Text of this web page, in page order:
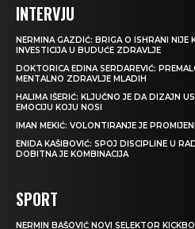
INTERVJU
NERMINA GAZDIĆ: BRIGA O ISHRANI NIJE
INVESTICIJA U BUDUĆE ZDRAVLJE
DOKTORICA EDINA SERDAREVIĆ:
MENTALNO ZDRAVLJE MLADIH
HALIMA IŠERIĆ: KLJUČNO JE DA DIZAJN
EMOCIJU KOJU NOSI
IMAN MEKIĆ: VOLONTIRANJE JE
ENIDA KAŠIBOVIĆ: SPOJ DISCIPLINE U
DOBITNA JE KOMBINACIJA
SPORT
NERMIN BAŠOVIĆ NOVI SELEKTOR